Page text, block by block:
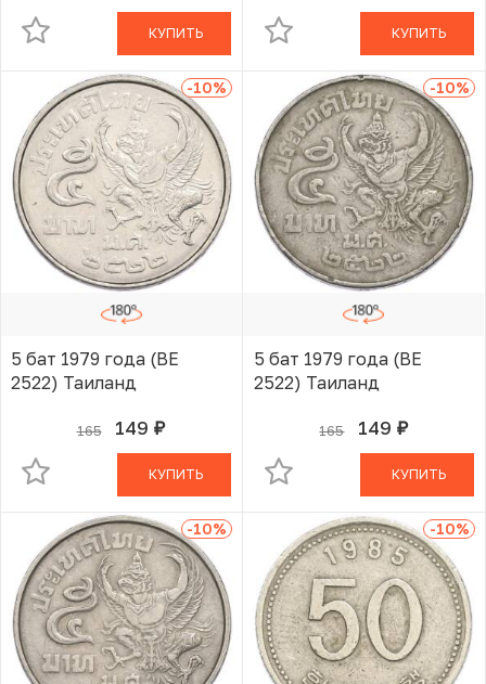
КУПИТЬ КУПИТЬ
-10%
5 бат 1979 года (BE
2522) Таиланд
165 149 руб.
В КОРЗИНЕ
КУПИТЬ
-10%
5 бат 1979 года (BE
2522) Таиланд
165 149 руб.
В КОРЗИНЕ
КУПИТЬ
-10% -10%